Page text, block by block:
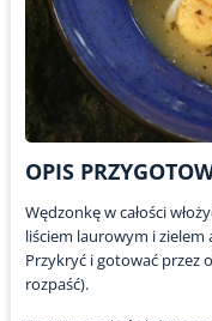
OPIS
Wędzonkę w całości
liściem laurowym i zielem
Przykryć i gotować przez
rozpaść).